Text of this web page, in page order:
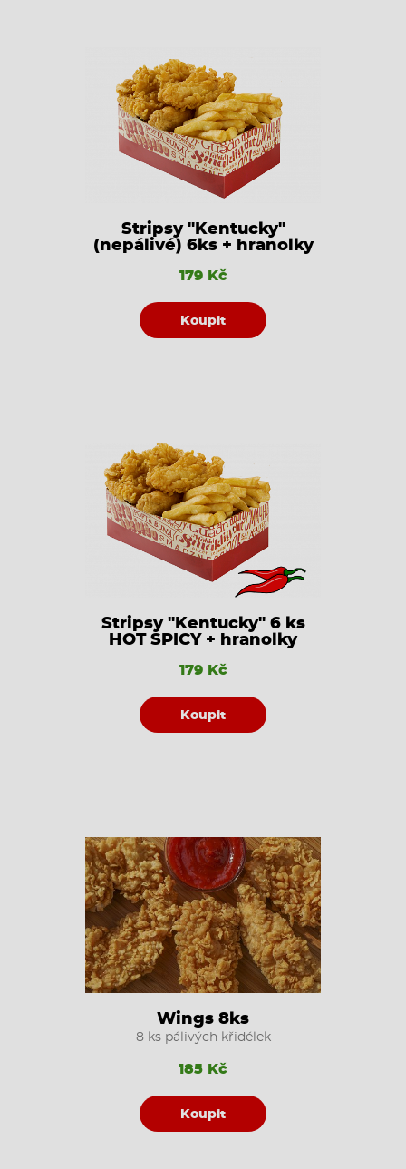
Stripsy "Kentucky"
(nepálivé) 6ks + hranolky
179 Kč
Koupit
Stripsy "Kentucky" 6 ks
HOT SPICY + hranolky
179 Kč
Koupit
Wings 8ks
8 ks pálivých křidélek
185 Kč
Koupit